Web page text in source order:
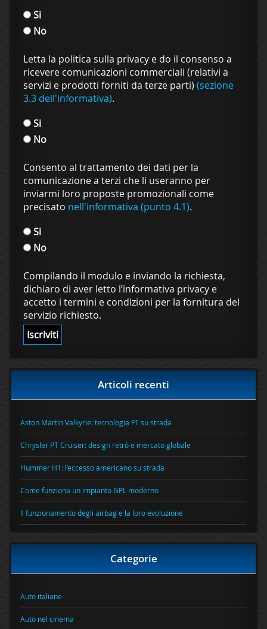
Si
No
Letta la politica sulla privacy e do il consenso a
ricevere comunicazioni commerciali (relativi a
servizi e prodotti forniti da terze parti) (sezione
3.3 dell'informativa).
Si
No
Consento al trattamento dei dati per la
comunicazione a terzi che li useranno per
inviarmi loro proposte promozionali come
precisato nell'informativa (punto 4.1).
Si
No
Compilando il modulo e inviando la richiesta,
dichiaro di aver letto l’informativa privacy e
accetto i termini e condizioni per la fornitura del
servizio richiesto.
Articoli recenti
Aston Martin Valkyrie: tecnologia F1 su strada
Chrysler PT Cruiser: design retrò e mercato globale
Hummer H1: l’eccesso americano su strada
Come funziona un impianto GPL moderno
Il funzionamento degli airbag e la loro evoluzione
Categorie
Auto italiane
Auto nel cinema